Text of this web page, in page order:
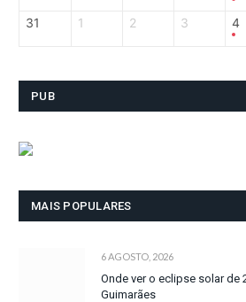
31 1 2 3 4
PUB
MAIS POPULARES
6 AGOSTO, 2026
Onde ver o eclipse solar de
Guimarães